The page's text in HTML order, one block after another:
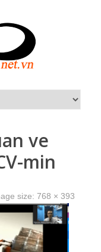
ve
min
size: 768 × 393